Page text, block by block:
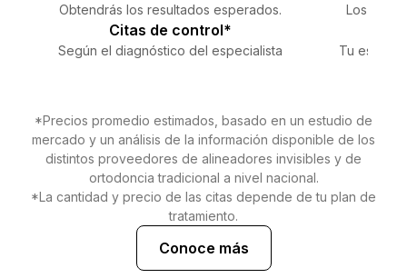
Obtendrás los resultados esperados.
Citas de control*
Según el diagnóstico del especialista
Los
Tu
*Precios promedio estimados, basado en un estudio de
mercado y un análisis de la información disponible de los
distintos proveedores de alineadores invisibles y de
ortodoncia tradicional a nivel nacional.
*La cantidad y precio de las citas depende de tu plan de
tratamiento.
Conoce más